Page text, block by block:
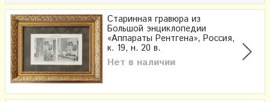
Старинная гравюра из
Большой энциклопедии
«Аппараты Рентгена», Россия,
к. 19, н. 20 в.
Нет в наличии